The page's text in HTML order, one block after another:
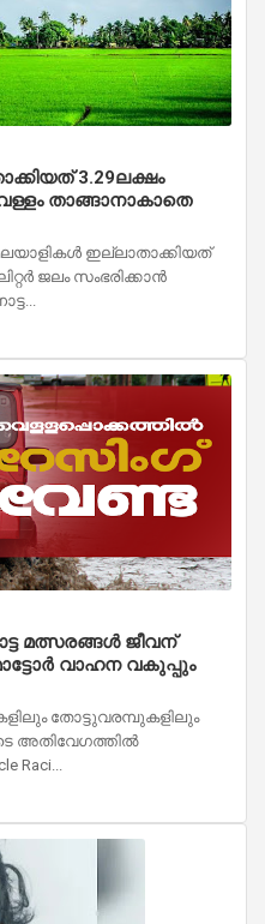
3.29ലക്ഷം
താങ്ങാനാകാതെ
ഇല്ലാതാക്കിയത്
ജലം സംഭരിക്കാൻ
മത്സരങ്ങൾ ജീവന്
വാഹന വകുപ്പും
തോട്ടുവരമ്പുകളിലും
അതിവേഗത്തിൽ
Raci...